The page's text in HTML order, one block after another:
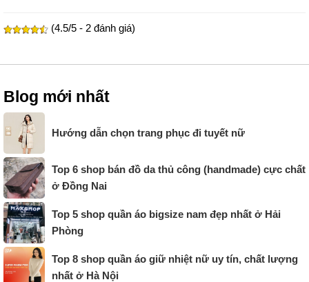
(4.5/5 - 2 đánh giá)
Blog mới nhất
Hướng dẫn chọn trang phục đi tuyết nữ
Top 6 shop bán đồ da thủ công (handmade) cực chất
ở Đồng Nai
Top 5 shop quần áo bigsize nam đẹp nhất ở Hải
Phòng
Top 8 shop quần áo giữ nhiệt nữ uy tín, chất lượng
nhất ở Hà Nội